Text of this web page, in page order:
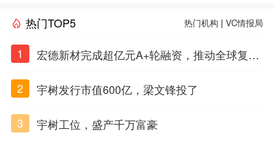
热门TOP5 热门机构 |VC情报局
1
宏德新材完成超亿元A+轮融资，推动全球复合
2
宇树发行市值600亿，梁文锋投了
3 宇树工位，盛产千万富豪